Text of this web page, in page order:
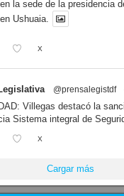
la sede de la presidencia
Ushuaia.
X
@prensalegistdf
Villegas destacó la
Sistema integral de
X
Cargar más